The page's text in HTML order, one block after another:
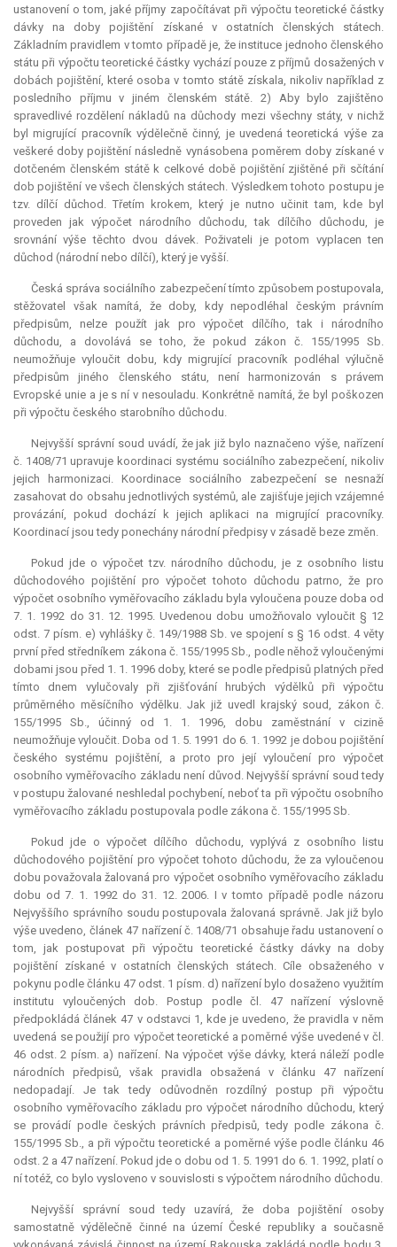
ustanovení o tom, jaké příjmy započítávat při výpočtu teoretické částky
dávky na doby pojištění získané v ostatních členských státech.
Základním pravidlem v tomto případě je, že instituce jednoho členského
státu při výpočtu teoretické částky vychází pouze z příjmů dosažených v
dobách pojištění, které osoba v tomto státě získala, nikoliv například z
posledního příjmu v jiném členském státě. 2) Aby bylo zajištěno
spravedlivé rozdělení nákladů na důchody mezi všechny státy, v nichž
byl migrující pracovník výdělečně činný, je uvedená teoretická výše za
veškeré doby pojištění následně vynásobena poměrem doby získané v
dotčeném členském státě k celkové době pojištění zjištěné při sčítání
dob pojištění ve všech členských státech. Výsledkem tohoto postupu je
tzv. dílčí důchod. Třetím krokem, který je nutno učinit tam, kde byl
proveden jak výpočet národního důchodu, tak dílčího důchodu, je
srovnání výše těchto dvou dávek. Poživateli je potom vyplacen ten
důchod (národní nebo dílčí), který je vyšší.
Česká správa sociálního zabezpečení tímto způsobem postupovala,
stěžovatel však namítá, že doby, kdy nepodléhal českým právním
předpisům, nelze použít jak pro výpočet dílčího, tak i národního
důchodu, a dovolává se toho, že pokud zákon č. 155/1995 Sb.
neumožňuje vyloučit dobu, kdy migrující pracovník podléhal výlučně
předpisům jiného členského státu, není harmonizován s právem
Evropské unie a je s ní v nesouladu. Konkrétně namítá, že byl poškozen
při výpočtu českého starobního důchodu.
Nejvyšší správní soud uvádí, že jak již bylo naznačeno výše, nařízení
č. 1408/71 upravuje koordinaci systému sociálního zabezpečení, nikoliv
jejich harmonizaci. Koordinace sociálního zabezpečení se nesnaží
zasahovat do obsahu jednotlivých systémů, ale zajišťuje jejich vzájemné
provázání, pokud dochází k jejich aplikaci na migrující pracovníky.
Koordinací jsou tedy ponechány národní předpisy v zásadě beze změn.
Pokud jde o výpočet tzv. národního důchodu, je z osobního listu
důchodového pojištění pro výpočet tohoto důchodu patrno, že pro
výpočet osobního vyměřovacího základu byla vyloučena pouze doba od
7. 1. 1992 do 31. 12. 1995. Uvedenou dobu umožňovalo vyloučit § 12
odst. 7 písm. e) vyhlášky č. 149/1988 Sb. ve spojení s § 16 odst. 4 věty
první před středníkem zákona č. 155/1995 Sb., podle něhož vyloučenými
dobami jsou před 1. 1. 1996 doby, které se podle předpisů platných před
tímto dnem vylučovaly při zjišťování hrubých výdělků při výpočtu
průměrného měsíčního výdělku. Jak již uvedl krajský soud, zákon č.
155/1995 Sb., účinný od 1. 1. 1996, dobu zaměstnání v cizině
neumožňuje vyloučit. Doba od 1. 5. 1991 do 6. 1. 1992 je dobou pojištění
českého systému pojištění, a proto pro její vyloučení pro výpočet
osobního vyměřovacího základu není důvod. Nejvyšší správní soud tedy
v postupu žalované neshledal pochybení, neboť ta při výpočtu osobního
vyměřovacího základu postupovala podle zákona č. 155/1995 Sb.
Pokud jde o výpočet dílčího důchodu, vyplývá z osobního listu
důchodového pojištění pro výpočet tohoto důchodu, že za vyloučenou
dobu považovala žalovaná pro výpočet osobního vyměřovacího základu
dobu od 7. 1. 1992 do 31. 12. 2006. I v tomto případě podle názoru
Nejvyššího správního soudu postupovala žalovaná správně. Jak již bylo
výše uvedeno, článek 47 nařízení č. 1408/71 obsahuje řadu ustanovení o
tom, jak postupovat při výpočtu teoretické částky dávky na doby
pojištění získané v ostatních členských státech. Cíle obsaženého v
pokynu podle článku 47 odst. 1 písm. d) nařízení bylo dosaženo využitím
institutu vyloučených dob. Postup podle čl. 47 nařízení výslovně
předpokládá článek 47 v odstavci 1, kde je uvedeno, že pravidla v něm
uvedená se použijí pro výpočet teoretické a poměrné výše uvedené v čl.
46 odst. 2 písm. a) nařízení. Na výpočet výše dávky, která náleží podle
národních předpisů, však pravidla obsažená v článku 47 nařízení
nedopadají. Je tak tedy odůvodněn rozdílný postup při výpočtu
osobního vyměřovacího základu pro výpočet národního důchodu, který
se provádí podle českých právních předpisů, tedy podle zákona č.
155/1995 Sb., a při výpočtu teoretické a poměrné výše podle článku 46
odst. 2 a 47 nařízení. Pokud jde o dobu od 1. 5. 1991 do 6. 1. 1992, platí o
ní totéž, co bylo vysloveno v souvislosti s výpočtem národního důchodu.
Nejvyšší správní soud tedy uzavírá, že doba pojištění osoby
samostatně výdělečně činné na území České republiky a současně